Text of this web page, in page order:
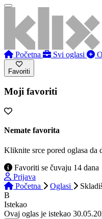
Početna Svi oglasi
Favoriti
Moji favoriti
Nemate favorita
Kliknite srce pored oglasa da
Favoriti se čuvaju 14 dana
Prijava
Početna
Oglasi
B
Istekao
Ovaj oglas je istekao